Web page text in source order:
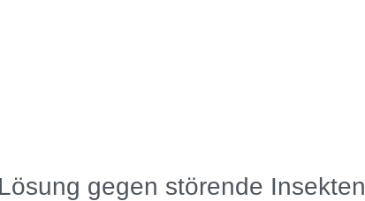
gegen störende Insekten